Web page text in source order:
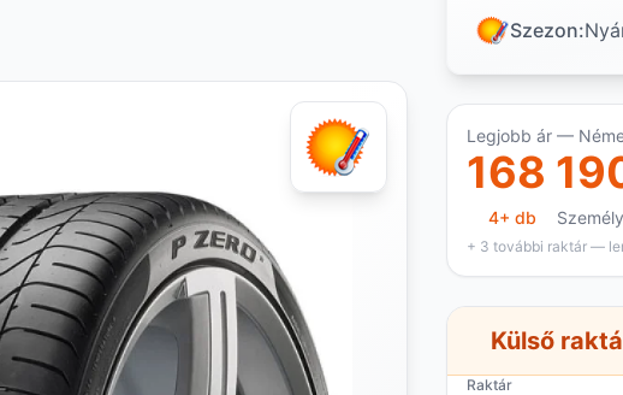
Szezon:
Legjobb ár —
168
4+ db
+ 3 további raktár —
Külső
Raktár